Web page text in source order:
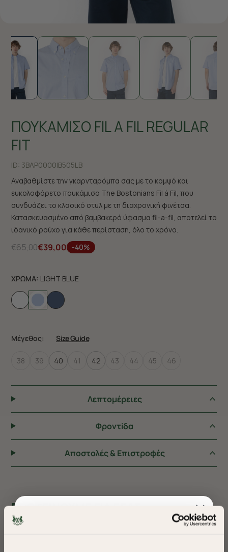
ΠΟΥΚΑΜΙΣΟ FIL A FIL REGULAR
FIT
ID: 3BAP0000|B505LB
Αναβαθμίστε την γκαρνταρόμπα σας με το κομψό και
ευκολοφόρετο πουκάμισο The Bostonians Fil à Fil, που
συνδυάζει το κλασικό στυλ με τη διαχρονική φινέτσα.
Κατασκευασμένο από βαμβακερό ύφασμα fil-a-fil, αποτελεί το
ιδανικό ρούχο για κάθε περίσταση, όλο το χρόνο.
€65,00€39,00 -40%
ΧΡΩΜΑ: LIGHT BLUE
Μέγεθος: Size Guide
38 39 40 41 42 43 44 45 46
Λεπτομέρειες
Φροντiδα
Αποστολές & Επιστροφές
ΠΡΟΤΕΙΝΟΥΜΕ ΓΙΑ ΕΣΑΣ